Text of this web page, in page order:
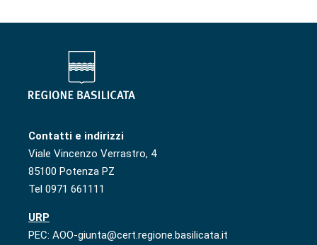
Contatti e indirizzi
Viale Vincenzo Verrastro, 4
85100 Potenza PZ
Tel 0971 661111
URP
PEC: AOO-giunta@cert.regione.basilicata.it